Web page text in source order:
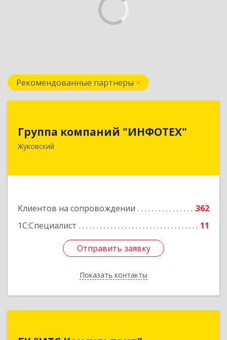
Рекомендованные партнеры
Группа компаний "ИНФОТЕХ"
Жуковский
Клиентов на сопровождении
362
1С:Специалист
11
Отправить заявку
Показать контакты
140180, Московская обл, Жуковский г, Чкалова
Подробнее
Отправить заявку
Назад